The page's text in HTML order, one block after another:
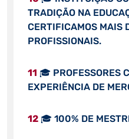
TRADIÇÃO NA
CERTIFICAMOS MAIS
PROFISSIONAIS.
11 🎓 PROFESSORES
EXPERIÊNCIA DE
12🎓 100% DE